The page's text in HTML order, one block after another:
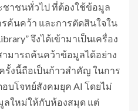
ชาชนทั่วไป ที่ต้องใช้ข้อมูล
รค้นคว้า และการตัดสินใจใน
จึงได้เข้ามาเป็นเครื่อง
มารถค้นคว้าข้อมูลได้อย่าง
งนี้ถือเป็นก้าวสำคัญ ในการ
บโจทย์สังคมยุค AI โดยไม่
ลใหม่ให้กับห้องสมุด แต่